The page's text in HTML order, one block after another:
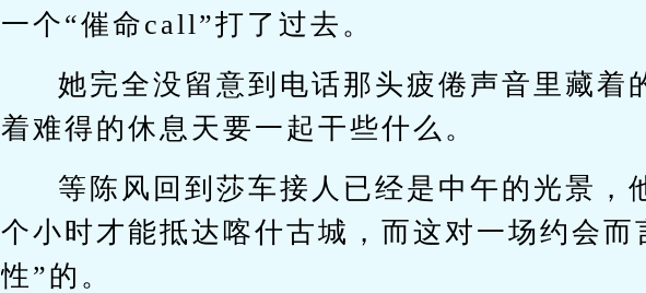
一个“催命call”打了过去。
她完全没留意到电话那头疲倦声音里藏着
着难得的休息天要一起干些什么。
等陈风回到莎车接人已经是中午的光景，
个小时才能抵达喀什古城，而这对一场约会而
性”的。